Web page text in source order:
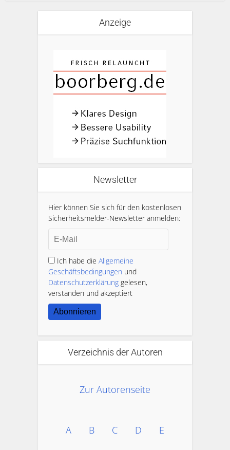
Anzeige
Newsletter
Hier können Sie sich für den kostenlosen
Sicherheitsmelder-Newsletter anmelden:
Ich habe die Allgemeine
Geschäftsbedingungen und
Datenschutzerklärung gelesen,
verstanden und akzeptiert
Abonnieren
Verzeichnis der Autoren
Zur Autorenseite
A B C D E